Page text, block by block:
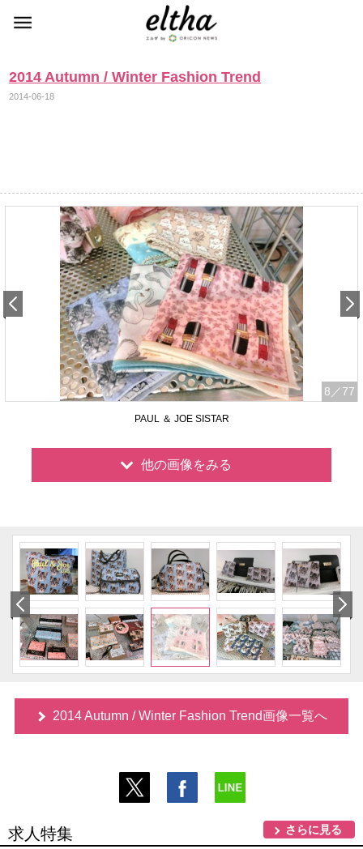
2014 Autumn / Winter Fashion Trend
2014-06-18
8 ／77
PAUL ＆ JOE SISTAR
他の画像をみる
2014 Autumn / Winter Fashion Trend画像一覧へ
求人特集 さらに見る